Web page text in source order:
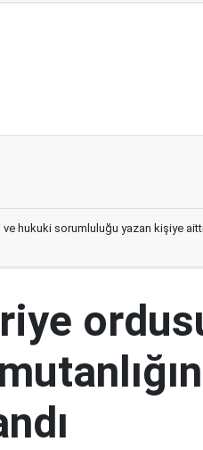
ve hukuki sorumluluğu yazan kişiye